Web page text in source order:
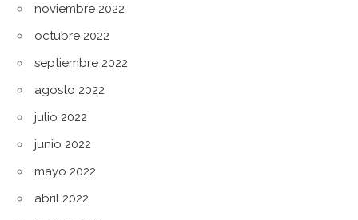
noviembre 2022
octubre 2022
septiembre 2022
agosto 2022
julio 2022
junio 2022
mayo 2022
abril 2022